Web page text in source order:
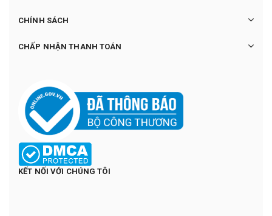
CHÍNH SÁCH
CHẤP NHẬN THANH TOÁN
KẾT NỐI VỚI CHÚNG TÔI